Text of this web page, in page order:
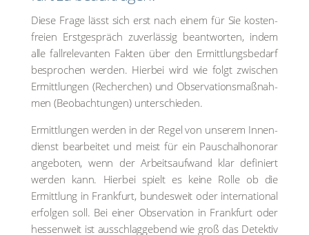
Die­se Fra­ge lässt sich erst nach einem für Sie kos­ten­
frei­en Erst­ge­spräch zuver­läs­sig beant­wor­ten, indem
alle fall­re­le­van­ten Fak­ten über den Ermitt­lungs­be­darf
bespro­chen wer­den. Hier­bei wird wie folgt zwi­schen
Ermitt­lun­gen (Recher­chen) und Obser­va­ti­ons­maß­nah­
men (Beob­ach­tun­gen) unter­schie­den.
Ermitt­lun­gen wer­den in der Regel von unse­rem Innen­
dienst bear­bei­tet und meist für ein Pau­schal­ho­no­rar
ange­bo­ten, wenn der Arbeits­auf­wand klar defi­niert
wer­den kann. Hier­bei spielt es kei­ne Rol­le ob die
Ermitt­lung in Frank­furt, bun­des­weit oder inter­na­tio­nal
erfol­gen soll. Bei einer Obser­va­ti­on in Frank­furt oder
hes­sen­weit ist aus­schlag­ge­bend wie groß das Detek­tiv